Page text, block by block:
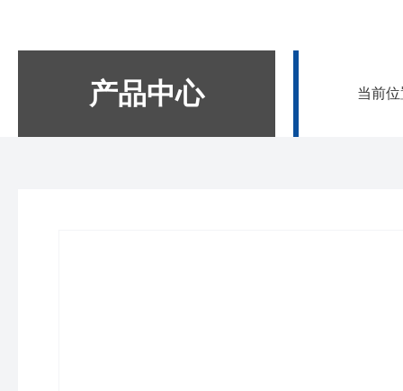
产品中心 当前